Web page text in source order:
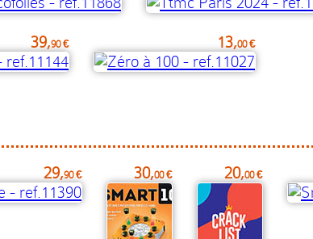
39,90 € 13,00 €
29,90 € 30,00 € 20,00 €